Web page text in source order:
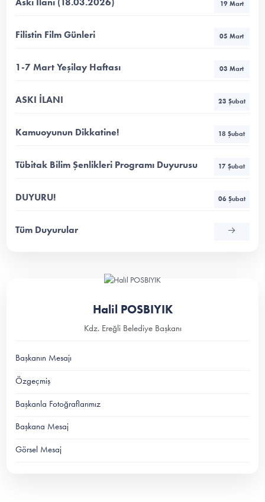
19 Mart
Filistin Film Günleri 05 Mart
1-7 Mart Yeşilay Haftası 03 Mart
ASKI İLANI 23 Şubat
Kamuoyunun Dikkatine! 18 Şubat
Tübitak Bilim Şenlikleri Programı Duyurusu 17 Şubat
DUYURU! 06 Şubat
Tüm Duyurular
Halil POSBIYIK
Kdz. Ereğli Belediye Başkanı
Başkanın Mesajı
Özgeçmiş
Başkanla Fotoğraflarımız
Başkana Mesaj
Görsel Mesaj